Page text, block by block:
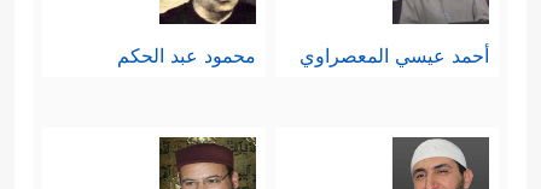
أحمد عيسي المعصراوي محمود عبد الحكم